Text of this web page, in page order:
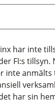
har inte
FI:s tillsyn.
inte
har sin